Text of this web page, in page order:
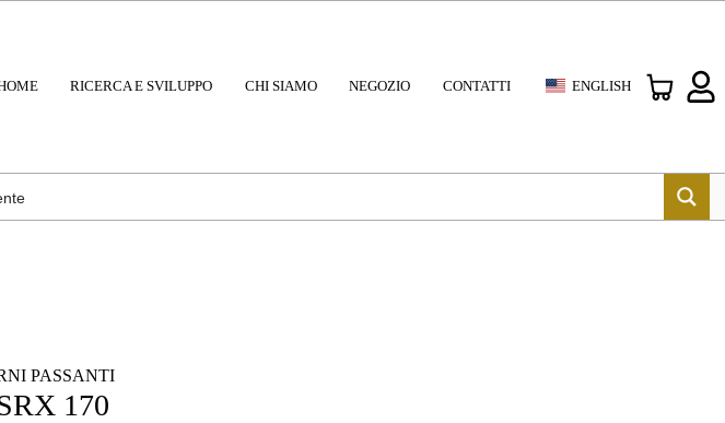
RICERCA E SVILUPPO CHI SIAMO NEGOZIO CONTATTI ENGLISH
PASSANTI
170